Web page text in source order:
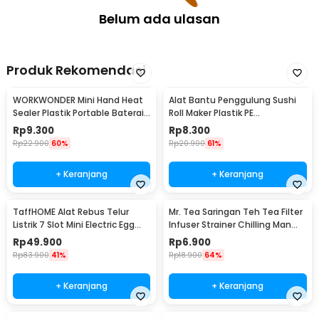
Belum ada ulasan
Produk Rekomendasi
WORKWONDER Mini Hand Heat
Sealer Plastik Portable Baterai
AA - LX2000A
Rp9.300
Rp22.900 60%
+ Keranjang
Alat Bantu Penggulung Sushi
Roll Maker Plastik PE
22x20.5x0.1cm - E1119
Rp8.300
Rp20.900 61%
+ Keranjang
TaffHOME Alat Rebus Telur
Listrik 7 Slot Mini Electric Egg
Cooker 350W - YS-203
Rp49.900
Rp83.900 41%
+ Keranjang
Mr. Tea Saringan Teh Tea Filter
Infuser Strainer Chilling Man
Silicon - MR03
Rp6.900
Rp18.900 64%
+ Keranjang